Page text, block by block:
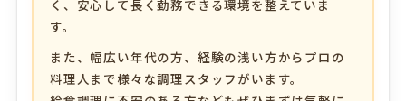
く、安心して長く勤務できる環境を整えていま
す。
また、幅広い年代の方、経験の浅い方からプロの
料理人まで様々な調理スタッフがいます。